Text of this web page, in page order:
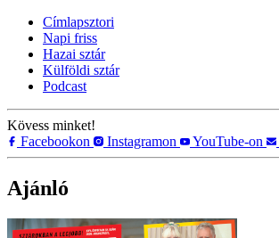
Címlapsztori
Napi friss
Hazai sztár
Külföldi sztár
Podcast
Kövess minket!
Facebookon
Instagramon YouTube-on
Ajánló